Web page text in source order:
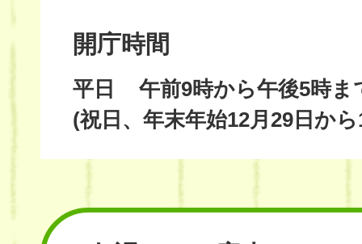
開庁時間
平日
午前9時から午後5時ま
(祝日、年末年始12月29日か